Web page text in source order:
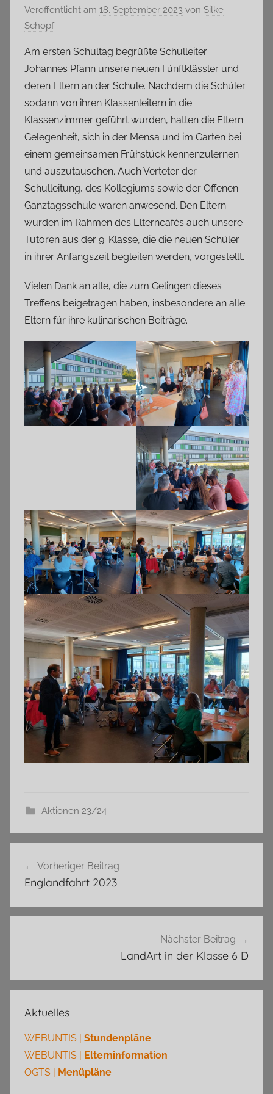
Veröffentlicht am 18. September 2023 von Silke
Schöpf
Am ersten Schultag begrüßte Schulleiter
Johannes Pfann unsere neuen Fünftklässler und
deren Eltern an der Schule. Nachdem die Schüler
sodann von ihren Klassenleitern in die
Klassenzimmer geführt wurden, hatten die Eltern
Gelegenheit, sich in der Mensa und im Garten bei
einem gemeinsamen Frühstück kennenzulernen
und auszutauschen. Auch Verteter der
Schulleitung, des Kollegiums sowie der Offenen
Ganztagsschule waren anwesend. Den Eltern
wurden im Rahmen des Elterncafés auch unsere
Tutoren aus der 9. Klasse, die die neuen Schüler
in ihrer Anfangszeit begleiten werden, vorgestellt.
Vielen Dank an alle, die zum Gelingen dieses
Treffens beigetragen haben, insbesondere an alle
Eltern für ihre kulinarischen Beiträge.
Aktionen 23/24
Vorheriger Beitrag
Englandfahrt 2023
Nächster Beitrag
LandArt in der Klasse 6 D
Aktuelles
WEBUNTIS | Stundenpläne
WEBUNTIS | Elterninformation
OGTS | Menüpläne